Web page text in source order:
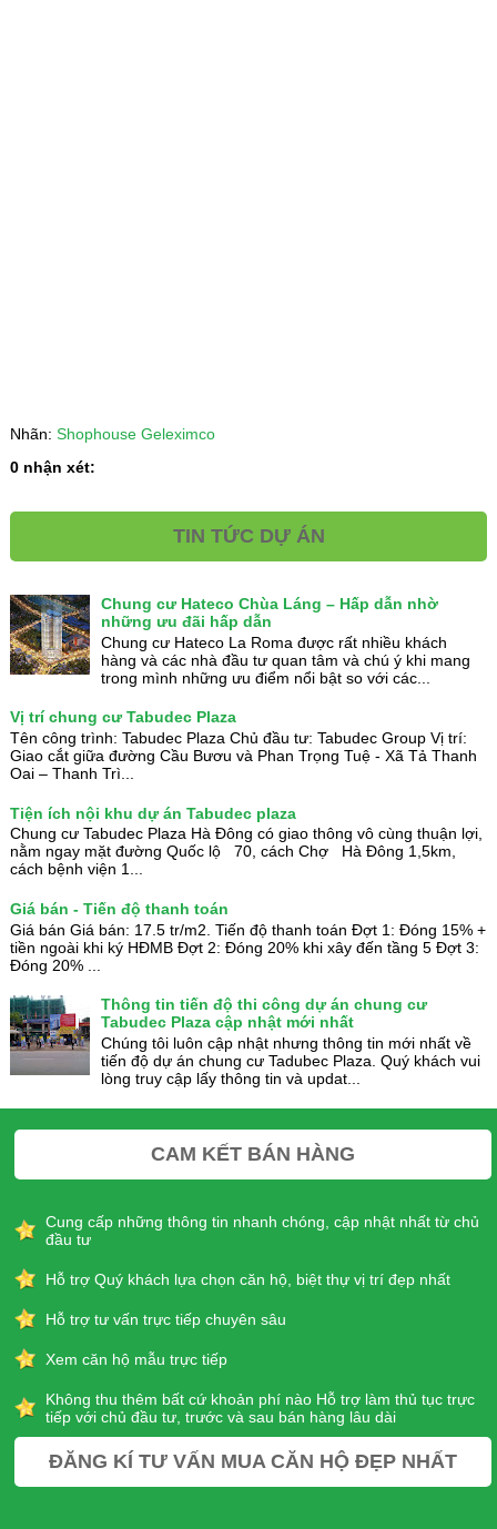
Nhãn: Shophouse Geleximco
0 nhận xét:
TIN TỨC DỰ ÁN
Chung cư Hateco Chùa Láng – Hấp dẫn nhờ
những ưu đãi hấp dẫn
Chung cư Hateco La Roma được rất nhiều khách
hàng và các nhà đầu tư quan tâm và chú ý khi mang
trong mình những ưu điểm nổi bật so với các...
Vị trí chung cư Tabudec Plaza
Tên công trình: Tabudec Plaza Chủ đầu tư: Tabudec Group Vị trí:
Giao cắt giữa đường Cầu Bươu và Phan Trọng Tuệ - Xã Tả Thanh
Oai – Thanh Trì...
Tiện ích nội khu dự án Tabudec plaza
Chung cư Tabudec Plaza Hà Đông có giao thông vô cùng thuận lợi,
nằm ngay mặt đường Quốc lộ 70, cách Chợ Hà Đông 1,5km,
cách bệnh viện 1...
Giá bán - Tiến độ thanh toán
Giá bán Giá bán: 17.5 tr/m2. Tiến độ thanh toán Đợt 1: Đóng 15% +
tiền ngoài khi ký HĐMB Đợt 2: Đóng 20% khi xây đến tầng 5 Đợt 3:
Đóng 20% ...
Thông tin tiến độ thi công dự án chung cư
Tabudec Plaza cập nhật mới nhất
Chúng tôi luôn cập nhật nhưng thông tin mới nhất về
tiến độ dự án chung cư Tadubec Plaza. Quý khách vui
lòng truy cập lấy thông tin và updat...
CAM KẾT BÁN HÀNG
Cung cấp những thông tin nhanh chóng, cập nhật nhất từ chủ
đầu tư
Hỗ trợ Quý khách lựa chọn căn hộ, biệt thự vị trí đẹp nhất
Hỗ trợ tư vấn trực tiếp chuyên sâu
Xem căn hộ mẫu trực tiếp
Không thu thêm bất cứ khoản phí nào Hỗ trợ làm thủ tục trực
tiếp với chủ đầu tư, trước và sau bán hàng lâu dài
ĐĂNG KÍ TƯ VẤN MUA CĂN HỘ ĐẸP NHẤT